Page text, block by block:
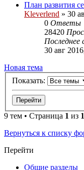
План развития
Kleverlend » 30
0 Ответы
28420
Последнее
30 авг
Новая тема
Показать:
9 тем • Страница 1 из 1
Вернуться к списку
Перейти
Общие разделы